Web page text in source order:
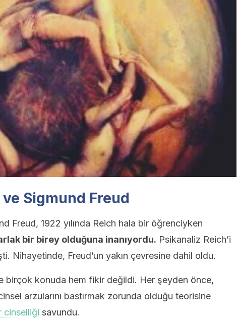
Sigmund Freud
Freud, 1922 yılında Reich hala bir öğrenciyken
bir birey olduğuna inanıyordu. Psikanaliz Reich’i
Nihayetinde, Freud’un yakın çevresine dahil oldu.
birçok konuda hem fikir değildi. Her şeyden önce,
arzularını bastırmak zorunda olduğu teorisine
cinselliği savundu.